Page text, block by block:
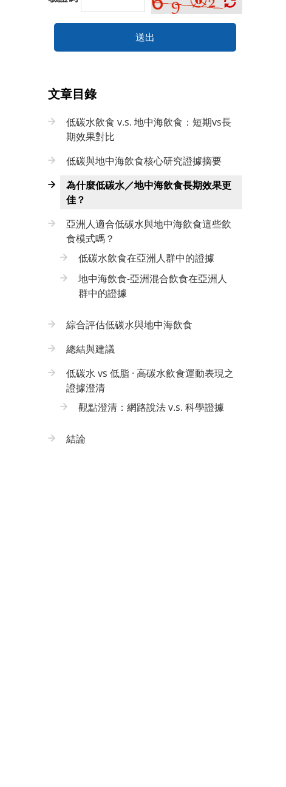
送出
文章目錄
低碳水飲食 v.s. 地中海飲食：短期vs長
期效果對比
低碳與地中海飲食核心研究證據摘要
為什麼低碳水／地中海飲食長期效果更
佳？
亞洲人適合低碳水與地中海飲食這些飲
食模式嗎？
低碳水飲食在亞洲人群中的證據
地中海飲食-亞洲混合飲食在亞洲人
群中的證據
綜合評估低碳水與地中海飲食
總結與建議
低碳水 vs 低脂 · 高碳水飲食運動表現之
證據澄清
觀點澄清：網路說法 v.s. 科學證據
結論